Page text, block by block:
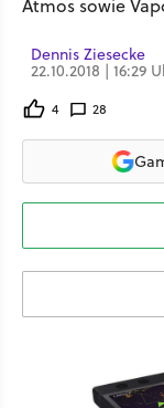
Atmos sowie
Dennis Ziesecke
22.10.2018 | 16:29
4 28